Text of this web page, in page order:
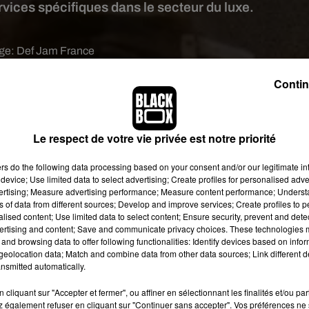
spécifiques dans le secteur du luxe.
Def Jam France
entrepreneur. Et le moins que l’on puisse dire, c’est qu’il
sociaux, il annonce le lancement de l’Elite Club. L’idée
des sportifs, des artistes et des entrepreneurs. Tous auront
et de bénéficier de services particuliers. Ils pourront
privé ou encore d’un service de location de voiture de luxe.
projet. Parmi les artistes, on trouve, entre autres,
Ryan Mendes, Bernard Mendy ont répondu à l’appel.
Dia et Thomas Ngijol se sont manifestés.
Le respect de votre vie privée est notre priorité
do the following data processing based on your consent and/or our legitimate
Use limited data to select advertising; Create profiles for personalised
Measure advertising performance; Measure content performance;
of data from different sources; Develop and improve services; Create profiles to
content; Use limited data to select content; Ensure security, prevent and
and content; Save and communicate privacy choices. These technologies
browsing data to offer following functionalities: Identify devices based on
data; Match and combine data from other data sources; Link different
automatically.
cliquant sur "Accepter et fermer", ou affiner en sélectionnant les finalités et/ou
également refuser en cliquant sur "Continuer sans accepter". Vos préférences